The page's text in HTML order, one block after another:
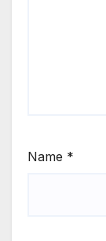
Name *